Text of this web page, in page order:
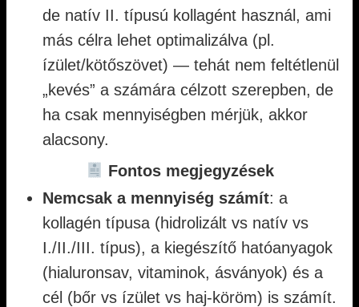
de natív II. típusú kollagént használ, ami
más célra lehet optimalizálva (pl.
ízület/kötőszövet) — tehát nem feltétlenül
„kevés” a számára célzott szerepben, de
ha csak mennyiségben mérjük, akkor
alacsony.
Fontos megjegyzések
Nemcsak a mennyiség számít: a
kollagén típusa (hidrolizált vs natív vs
I./II./III. típus), a kiegészítő hatóanyagok
(hialuronsav, vitaminok, ásványok) és a
cél (bőr vs ízület vs haj-köröm) is számít.